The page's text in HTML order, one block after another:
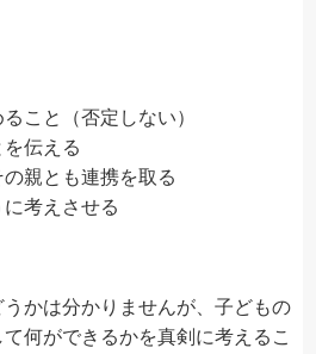
こと（否定しない）
を伝える
の親とも連携を取る
に考えさせる
かは分かりませんが、子どもの
何ができるかを真剣に考えるこ